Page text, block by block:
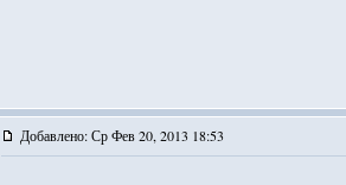
Добавлено: Ср Фев 20, 2013 18:53